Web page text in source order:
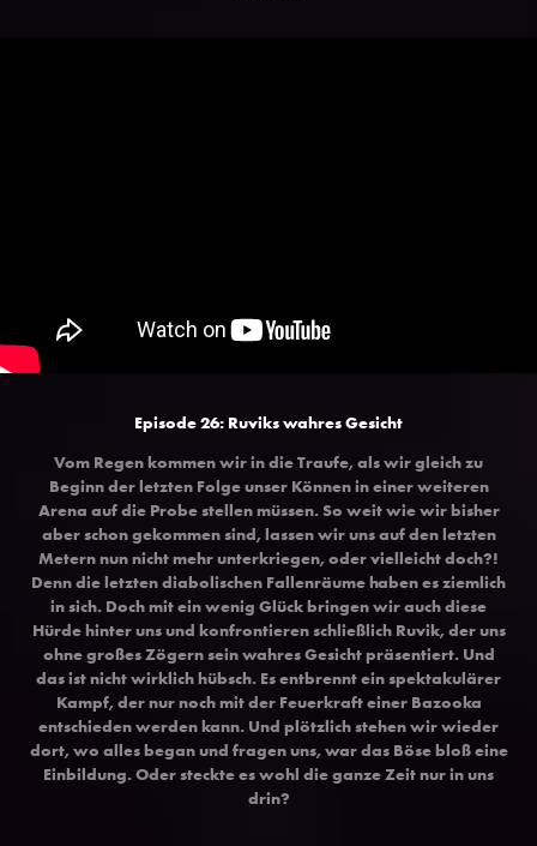
Episode 26: Ruviks wahres Gesicht
Vom Regen kommen wir in die Traufe, als wir gleich zu
Beginn der letzten Folge unser Können in einer weiteren
Arena auf die Probe stellen müssen. So weit wie wir bisher
aber schon gekommen sind, lassen wir uns auf den letzten
Metern nun nicht mehr unterkriegen, oder vielleicht doch?!
Denn die letzten diabolischen Fallenräume haben es ziemlich
in sich. Doch mit ein wenig Glück bringen wir auch diese
Hürde hinter uns und konfrontieren schließlich Ruvik, der uns
ohne großes Zögern sein wahres Gesicht präsentiert. Und
das ist nicht wirklich hübsch. Es entbrennt ein spektakulärer
Kampf, der nur noch mit der Feuerkraft einer Bazooka
entschieden werden kann. Und plötzlich stehen wir wieder
dort, wo alles began und fragen uns, war das Böse bloß eine
Einbildung. Oder steckte es wohl die ganze Zeit nur in uns
drin?